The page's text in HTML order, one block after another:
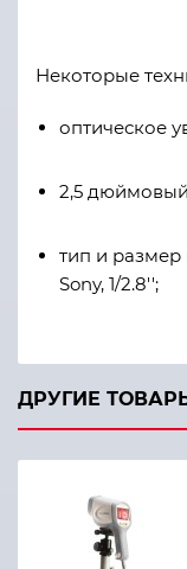
Некоторые
оптическое
2,5
тип и
Sony, 1/2.8'';
ДРУГИЕ